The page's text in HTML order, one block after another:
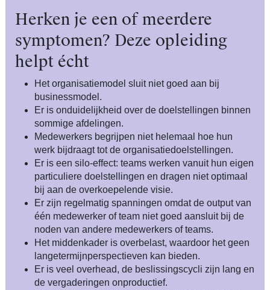
Herken je een of meerdere
symptomen? Deze opleiding
helpt écht
Het organisatiemodel sluit niet goed aan bij
businessmodel.
Er is onduidelijkheid over de doelstellingen binnen
sommige afdelingen.
Medewerkers begrijpen niet helemaal hoe hun
werk bijdraagt tot de organisatiedoelstellingen.
Er is een silo-effect: teams werken vanuit hun eigen
particuliere doelstellingen en dragen niet optimaal
bij aan de overkoepelende visie.
Er zijn regelmatig spanningen omdat de output van
één medewerker of team niet goed aansluit bij de
noden van andere medewerkers of teams.
Het middenkader is overbelast, waardoor het geen
langetermijnperspectieven kan bieden.
Er is veel overhead, de beslissingscycli zijn lang en
de vergaderingen onproductief.